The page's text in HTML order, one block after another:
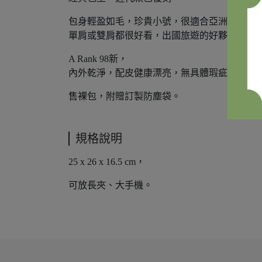
包身輕盈如毛，珍貴小號，很適合亞洲女孩
單肩或雙肩都很好看，出國旅遊的好夥伴。
A Rank 98新，
內外乾淨，配皮健康漂亮，無具體瑕疵需要描
售裸包，附贈訂製防塵袋。
規格說明
25 x 26 x 16.5 cm，
可放長夾、大手機。